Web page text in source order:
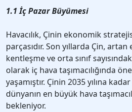
1.1 İç Pazar Büyümesi
Havacılık, Çinin ekonomik
parçasıdır. Son yıllarda Çin,
kentleşme ve orta sınıf
olarak iç hava taşımacılığında
yaşamıştır. Çinin 2035 yılına
dünyanın en büyük hava
bekleniyor.